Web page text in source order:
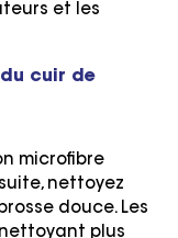
et les
cuir de
microfibre
nettoyez
douce. Les
plus